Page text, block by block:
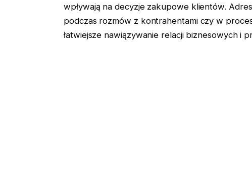
wpływają na decyzje zakupowe klientów.
podczas rozmów z kontrahentami czy w
łatwiejsze nawiązywanie relacji biznesowych i